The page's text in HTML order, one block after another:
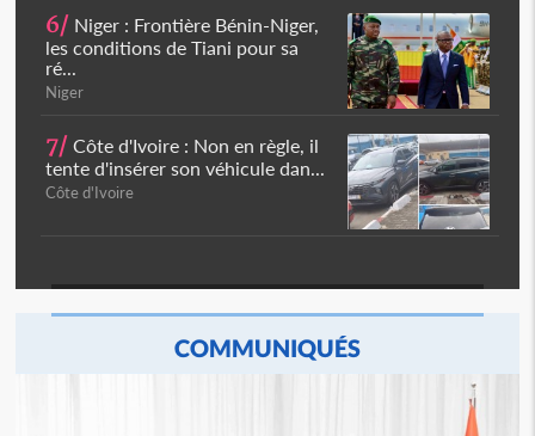
6/ Niger : Frontière Bénin-Niger,
les conditions de Tiani pour sa
ré...
Niger
7/ Côte d'Ivoire : Non en règle, il
tente d'insérer son véhicule dan...
Côte d'Ivoire
COMMUNIQUÉS